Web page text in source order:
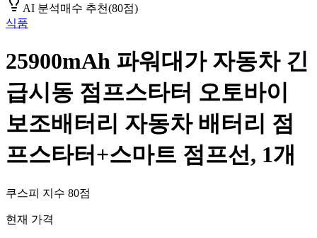
AI 분석매수 추천(80점)
식품
25900mAh 파워대가 자동차 긴
급시동 점프스타터 오토바이
보조배터리 자동차 배터리 점
프스타터+스마트 점프선, 1개
쿠스피 지수 80점
현재 가격